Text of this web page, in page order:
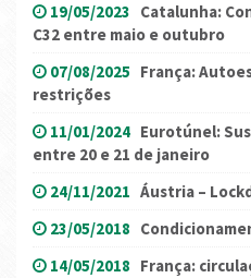
19/05/2023 Catalunha:
C32 entre maio e outubro
07/08/2025 França:
restrições
11/01/2024 Eurotúnel:
entre 20 e 21 de janeiro
24/11/2021 Áustria –
23/05/2018
14/05/2018 França: